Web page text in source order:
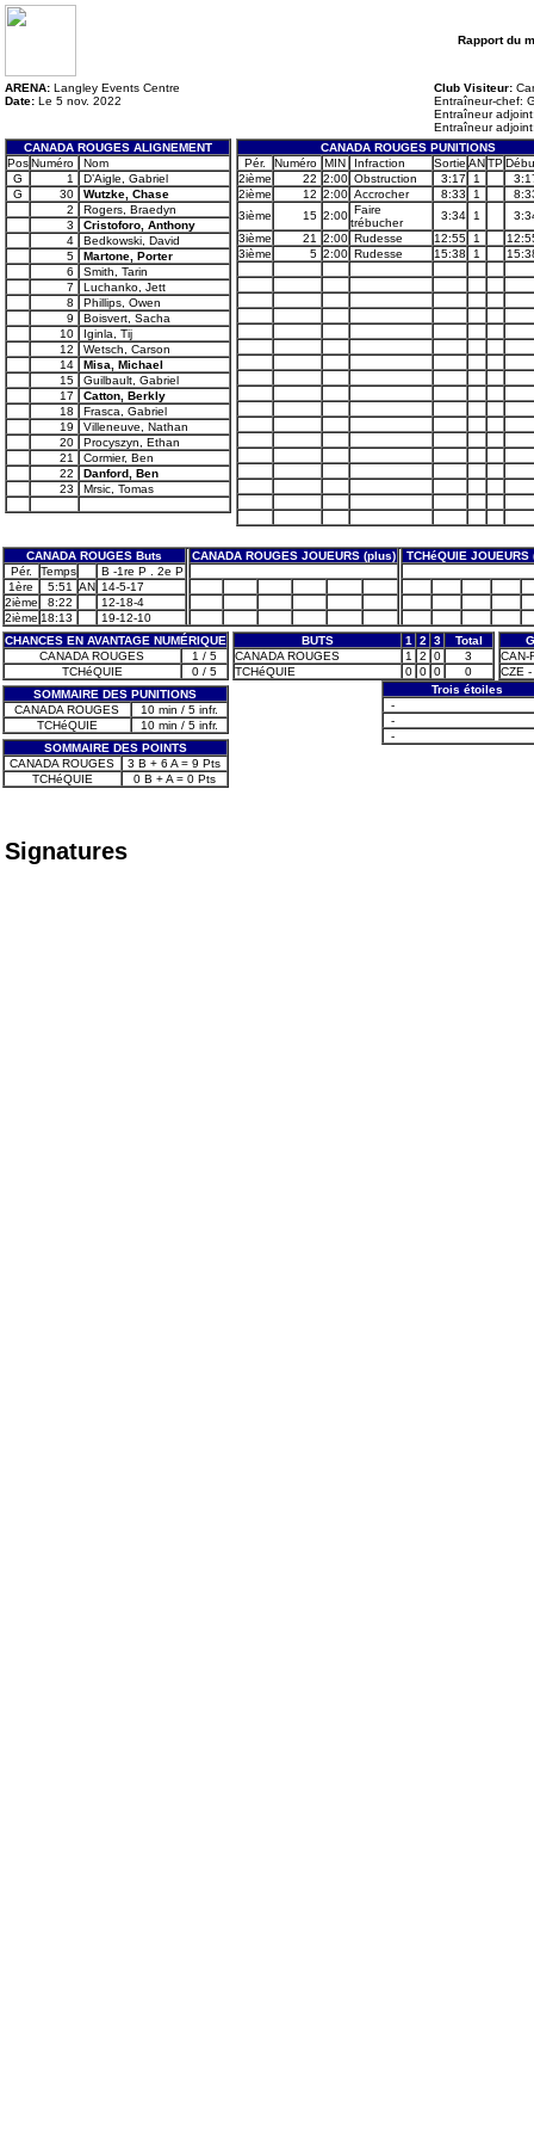
Rapport du
ARENA: Langley Events Centre
Date: Le 5 nov. 2022
Club Visiteur:
Entraîneur-chef:
Entraîneur
Entraîneur
CANADA ROUGES ALIGNEMENT
PosNuméro
Nom
G
1
D’Aigle, Gabriel
G
30
Wutzke, Chase
2
Rogers, Braedyn
3
Cristoforo, Anthony
4
Bedkowski, David
5
Martone, Porter
6
Smith, Tarin
7
Luchanko, Jett
8
Phillips, Owen
9
Boisvert, Sacha
10
Iginla, Tij
12
Wetsch, Carson
14
Misa, Michael
15
Guilbault, Gabriel
17
Catton, Berkly
18
Frasca, Gabriel
19
Villeneuve, Nathan
20
Procyszyn, Ethan
21
Cormier, Ben
22
Danford, Ben
23
Mrsic, Tomas
CANADA ROUGES PUNITIONS
Pér.
Numéro MIN Infraction Sortie ANTP
2ième
22 2:00 Obstruction 3:17 1
2ième
12 2:00 Accrocher 8:33 1
3ième
15 2:00 Faire
trébucher
3:34 1
3ième
21 2:00 Rudesse 12:55 1
3ième
5 2:00 Rudesse 15:38 1
CANADA ROUGES Buts CANADA ROUGES JOUEURS (plus)
TCHéQUIE JOUEURS
Pér.
Temps
B -1re P . 2e P
1ère
5:51 AN 14-5-17
2ième
8:22
12-18-4
2ième 18:13
19-12-10
CHANCES EN AVANTAGE NUMÉRIQUE
CANADA ROUGES
1 / 5
TCHéQUIE
0 / 5
SOMMAIRE DES PUNITIONS
CANADA ROUGES
10 min / 5 infr.
TCHéQUIE
10 min / 5 infr.
SOMMAIRE DES POINTS
CANADA ROUGES
3 B + 6 A = 9 Pts
TCHéQUIE
0 B + A = 0 Pts
BUTS 1 2 3
Total
CANADA ROUGES
1 2 0
3
TCHéQUIE
0 0 0 0
CAN-
CZE
Trois étoiles
-
-
-
Signatures